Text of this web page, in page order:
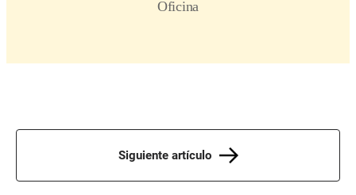
Siguiente artículo